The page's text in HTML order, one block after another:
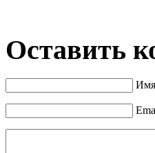
Оставить
Имя